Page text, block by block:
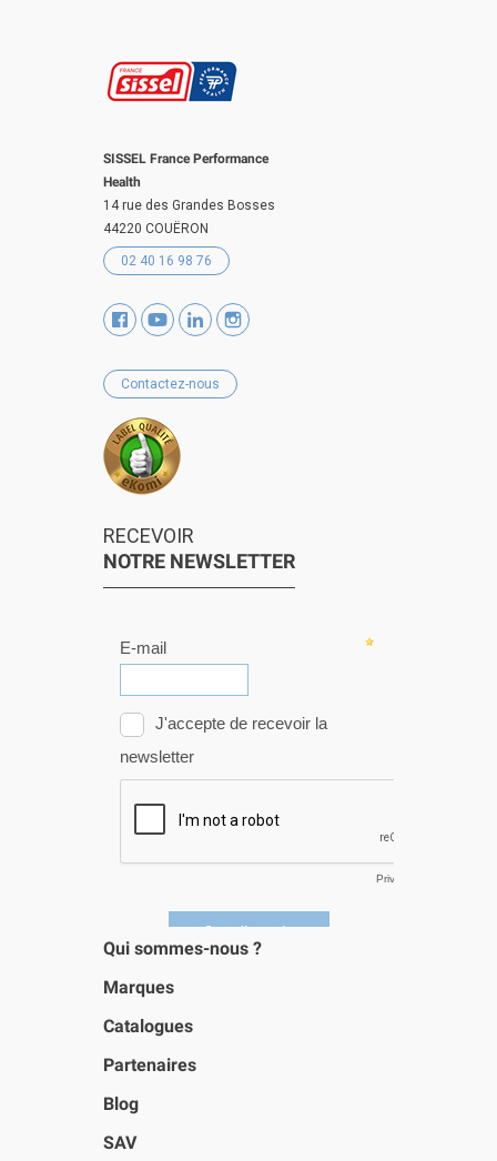
SISSEL France Performance
Health
14 rue des Grandes Bosses
44220 COUËRON
02 40 16 98 76
Contactez-nous
RECEVOIR
NOTRE NEWSLETTER
Qui sommes-nous ?
Marques
Catalogues
Partenaires
Blog
SAV